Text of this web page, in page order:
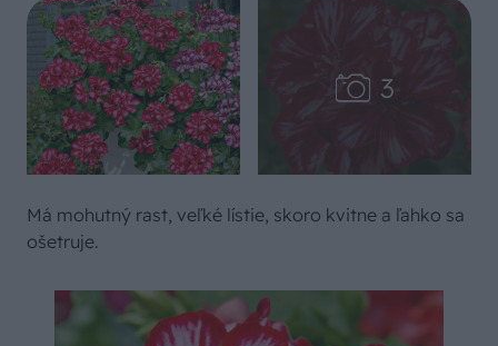
Má mohutný rast, veľké lístie, skoro kvitne a ľahko sa
ošetruje.